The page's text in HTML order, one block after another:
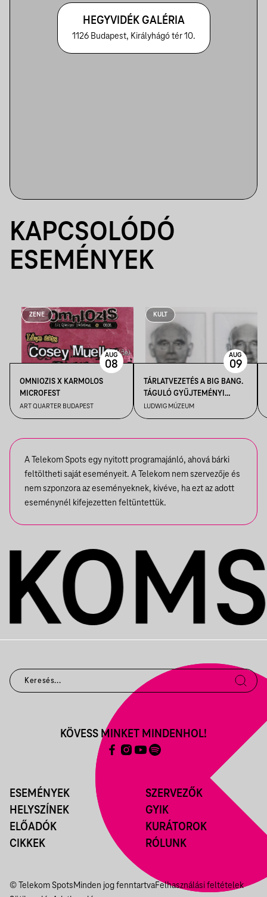
HEGYVIDÉK GALÉRIA
1126 Budapest, Királyhágó tér 10.
KAPCSOLÓDÓ
ESEMÉNYEK
ZENE
OMNIOZIS X KARMOLOS
MICROFEST
ART QUARTER BUDAPEST
AUG
08
KULT
TÁRLATVEZETÉS A BIG BANG.
TÁGULÓ GYŰJTEMÉNYI
HORIZONTOK CÍMŰ
KIÁLLÍTÁSBAN
LUDWIG MÚZEUM
AUG
09
A Telekom Spots egy nyitott programajánló, ahová bárki
feltöltheti saját eseményeit. A Telekom nem szervezője és
nem szponzora az eseményeknek, kivéve, ha ezt az adott
eseménynél kifejezetten feltüntettük.
ESEMÉNYEK
HELYSZÍNEK
ELŐADÓK
CIKKEK
SZERVEZŐK
GYIK
KURÁTOROK
RÓLUNK
KÖVESS MINKET MINDENHOL!
© Telekom SpotsMinden jog fenntartvaFelhasználási feltételek